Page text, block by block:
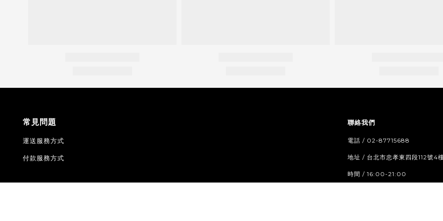
常見問題
運送服務方式
付款服務方式
聯絡我們
電話 / 02-87715688
地址 / 台北市忠孝東四段112號4
時間 / 16:00-21:00